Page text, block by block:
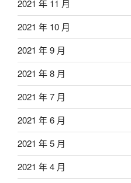
2021 年 11 月
2021 年 10 月
2021 年 9 月
2021 年 8 月
2021 年 7 月
2021 年 6 月
2021 年 5 月
2021 年 4 月